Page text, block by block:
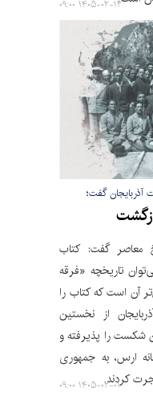
۱۴۰۵-۰۲-۱۲ ۰۹:۰۰
آذربایجان گفت؛
معاصر گفت: کتاب
تاریخچه «فرقه
آن است که کتاب را
از نخستین
شکست را پذیرفته و
ارس، به جمهوری
کردند.
۱۴۰۵-۰۲-۰۱ ۰۹:۰۰